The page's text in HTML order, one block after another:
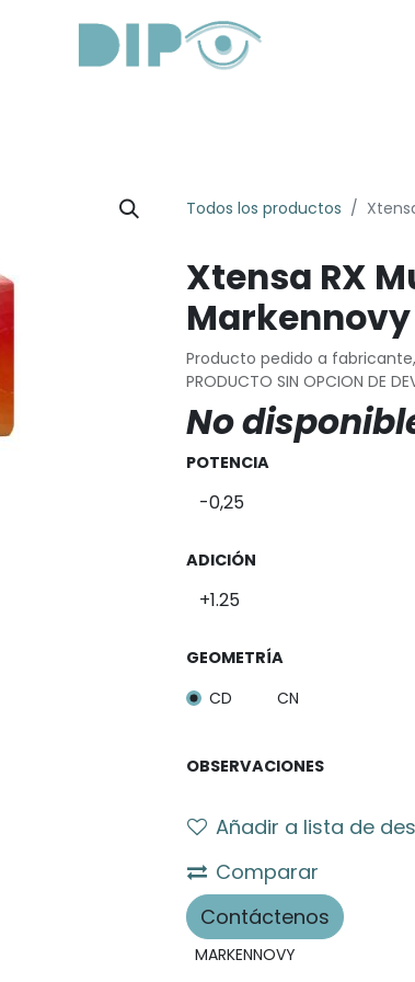
Todos los productos
Xtensa RX
Markennovy
Producto pedido a
PRODUCTO SIN OPCION DE
No
POTENCIA
ADICIÓN
GEOMETRÍA
CD
CN
OBSERVACIONES
Añadir a lista de
Comparar
Contáctenos
MARKENNOVY